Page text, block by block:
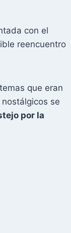
con el
reencuentro
que eran
se
por la